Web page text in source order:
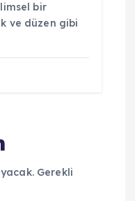
bir
ve düzen gibi
Gerekli